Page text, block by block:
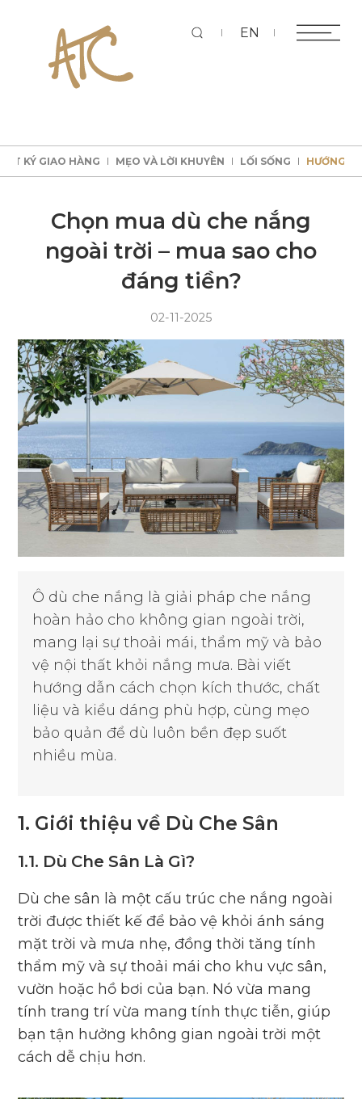
EN
KÝ GIAO HÀNG MẸO VÀ LỜI KHUYÊN
KÝ GIAO HÀNG MẸO VÀ LỜI KHUYÊN LỐI SỐNG HƯỚNG
Chọn mua dù che nắng
ngoài trời – mua sao cho
đáng tiền?
02-11-2025
Ô dù che nắng là giải pháp che nắng
hoàn hảo cho không gian ngoài trời,
mang lại sự thoải mái, thẩm mỹ và bảo
vệ nội thất khỏi nắng mưa. Bài viết
hướng dẫn cách chọn kích thước, chất
liệu và kiểu dáng phù hợp, cùng mẹo
bảo quản để dù luôn bền đẹp suốt
nhiều mùa.
1. Giới thiệu về Dù Che Sân
1.1. Dù Che Sân Là Gì?
Dù che sân là một cấu trúc che nắng ngoài
trời được thiết kế để bảo vệ khỏi ánh sáng
mặt trời và mưa nhẹ, đồng thời tăng tính
thẩm mỹ và sự thoải mái cho khu vực sân,
vườn hoặc hồ bơi của bạn. Nó vừa mang
tính trang trí vừa mang tính thực tiễn, giúp
bạn tận hưởng không gian ngoài trời một
cách dễ chịu hơn.
Tìm